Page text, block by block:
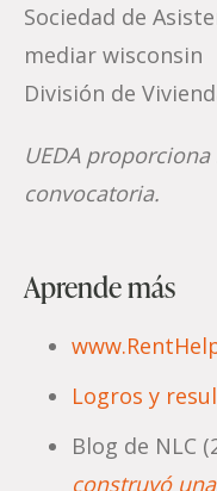
Sociedad de
mediar wisconsin
División de
UEDA
convocatoria.
Aprende más
Logros y
Blog de NLC
construyó